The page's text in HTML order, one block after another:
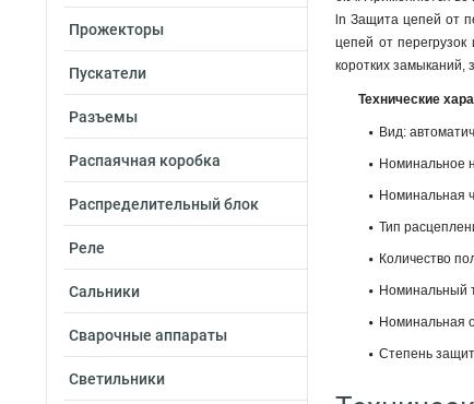
Прожекторы
Пускатели
Разъемы
Распаячная коробка
Распределительный блок
Реле
Сальники
Сварочные аппараты
Светильники
ln Защита цепей от
цепей от
коротких замыканий,
Технические
Вид:
Номинальное
Номинальная
Тип
Количество
Номинальный
Номинальная
Степень